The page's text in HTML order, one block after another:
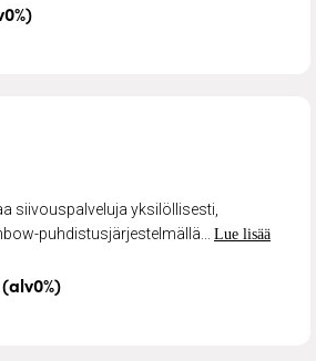
siivouspalveluja yksilöllisesti,
puhdistusjärjestelmällä... Lue lisää